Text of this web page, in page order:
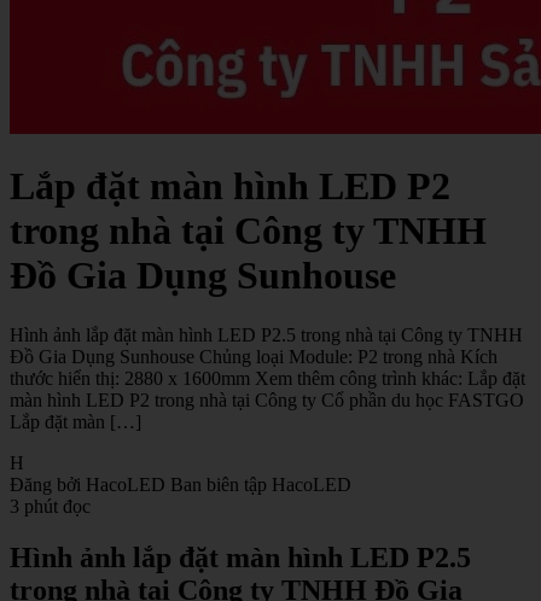
Lắp đặt màn hình LED P2
trong nhà tại Công ty TNHH
Đồ Gia Dụng Sunhouse
Hình ảnh lắp đặt màn hình LED P2.5 trong nhà tại Công ty TNHH
Đồ Gia Dụng Sunhouse Chủng loại Module: P2 trong nhà Kích
thước hiển thị: 2880 x 1600mm Xem thêm công trình khác: Lắp đặt
màn hình LED P2 trong nhà tại Công ty Cổ phần du học FASTGO
Lắp đặt màn […]
H
Đăng bởi HacoLED Ban biên tập HacoLED
3 phút đọc
Hình ảnh lắp đặt màn hình LED P2.5
trong nhà tại Công ty TNHH Đồ Gia